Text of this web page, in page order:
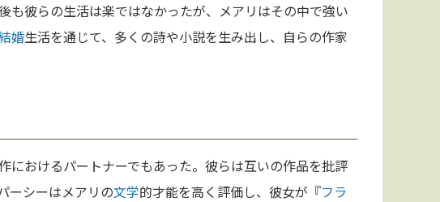
も彼らの生活は楽ではなかったが、メアリはその中で強い
婚生活を通じて、多くの詩や小説を生み出し、自らの作家
におけるパートナーでもあった。彼らは互いの作品を批評
ーシーはメアリの文学的才能を高く評価し、彼女が『フラ